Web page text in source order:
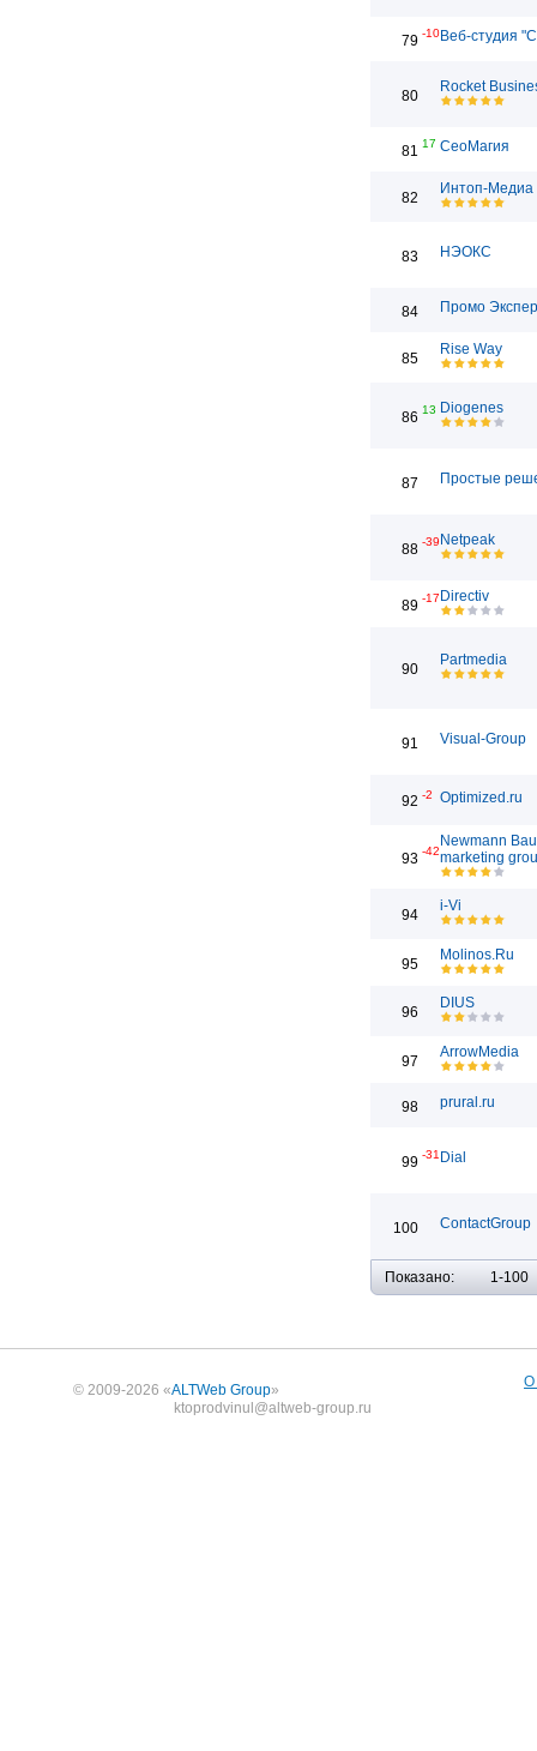
79 -10Веб-студия
80
Rocket
81 17 СеоМагия
82
Интоп-Медиа
83 НЭОКС
84 Промо
85
Rise Way
86 13 Diogenes
87 Простые
88 -39 Netpeak
89 -17 Directiv
90
Partmedia
91 Visual-Group
92 -2 Optimized.ru
93 -42
Newmann
marketing
94
i-Vi
95
Molinos.Ru
96
DIUS
97
ArrowMedia
98 prural.ru
99 -31 Dial
100 ContactGroup
Показано: 1-100
© 2009-2026 «ALTWeb Group»
ktoprodvinul@altweb-group.ru
О